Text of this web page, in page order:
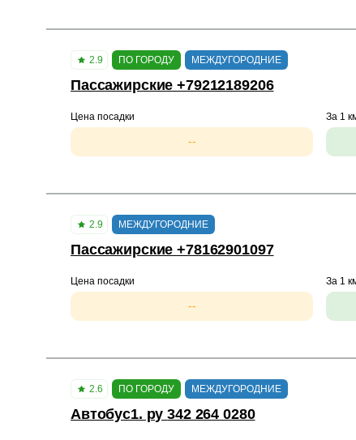
2.9 ПО ГОРОДУ МЕЖДУГОРОДНИЕ
Пассажирские +79212189206
Цена посадки
--
За 1
2.9 МЕЖДУГОРОДНИЕ
Пассажирские +78162901097
Цена посадки
--
За 1
2.6 ПО ГОРОДУ МЕЖДУГОРОДНИЕ
Автобус1. ру 342 264 0280